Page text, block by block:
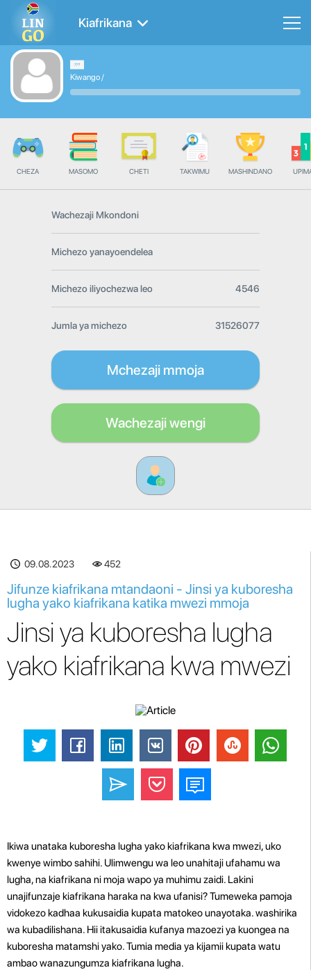
Kiafrikana
Kiwango/
CHEZA MASOMO CHETI TAKWIMU MASHINDANO
Wachezaji Mkondoni
Michezo yanayoendelea
Michezo iliyochezwa leo 4546
Jumla ya michezo 31526077
Mchezaji mmoja
Wachezaji wengi
09.08.2023 452
Jifunze kiafrikana mtandaoni - Jinsi ya kuboresha
lugha yako kiafrikana katika mwezi mmoja
Jinsi ya kuboresha lugha
yako kiafrikana kwa mwezi
Ikiwa unataka kuboresha lugha yako kiafrikana kwa mwezi, uko
kwenye wimbo sahihi. Ulimwengu wa leo unahitaji ufahamu wa
lugha, na kiafrikana ni moja wapo ya muhimu zaidi. Lakini
unajifunzaje kiafrikana haraka na kwa ufanisi? Tumeweka pamoja
vidokezo kadhaa kukusaidia kupata matokeo unayotaka. washirika
wa kubadilishana. Hii itakusaidia kufanya mazoezi ya kuongea na
kuboresha matamshi yako. Tumia media ya kijamii kupata watu
ambao wanazungumza kiafrikana lugha.